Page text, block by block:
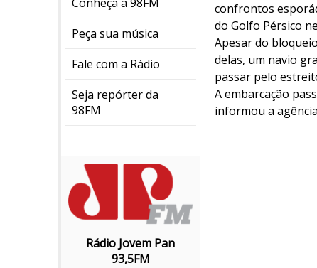
Peça sua música
Fale com a Rádio
Seja repórter da
98FM
Rádio Jovem Pan
93,5FM
confrontos
do Golfo Pérsico
Apesar do
delas, um navio
passar pelo
A embarcação
informou a